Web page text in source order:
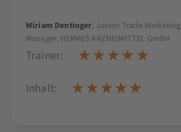
Miriam Dentinger, Junior Trade Marketing
Manager, HERMES ARZNEIMITTEL GmbH
Trainer:
Inhalt: